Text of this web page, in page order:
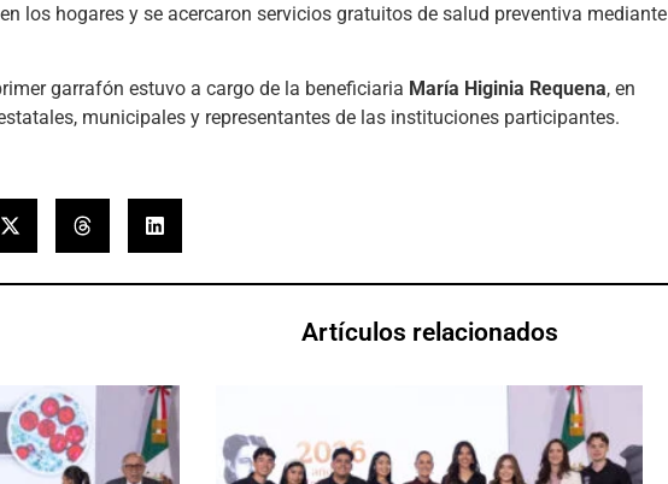
los hogares y se acercaron servicios gratuitos de salud preventiva mediante
garrafón estuvo a cargo de la beneficiaria María Higinia Requena, en
municipales y representantes de las instituciones participantes.
Artículos relacionados